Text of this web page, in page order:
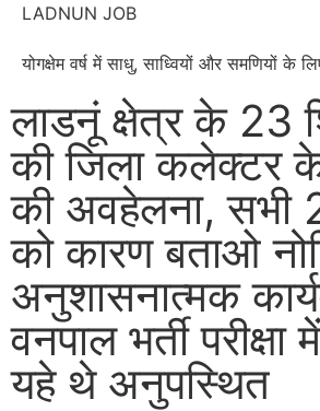
LADNUN JOB
योगक्षेम वर्ष में साधु, साध्वियों और समणियों के
लाडनूं क्षेत्र के 23
की जिला कलेक्टर
की अवहेलना, सभी
को कारण बताओ
अनुशासनात्मक
वनपाल भर्ती
यहे थे अनुपस्थित